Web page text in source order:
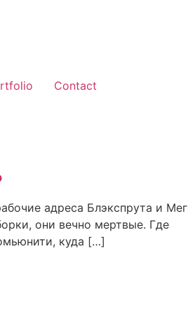
Contact
адреса Блэкспрута и
они вечно мертвые. Где
куда […]